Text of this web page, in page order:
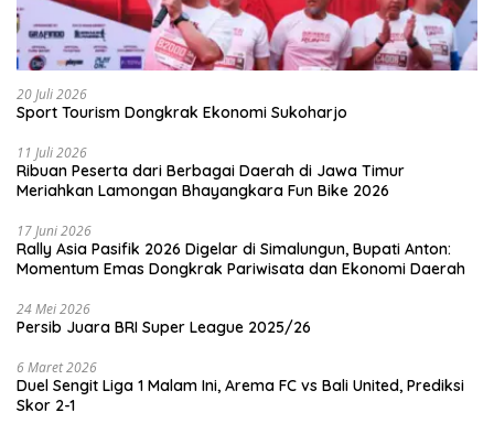
20 Juli 2026
Sport Tourism Dongkrak Ekonomi Sukoharjo
11 Juli 2026
Ribuan Peserta dari Berbagai Daerah di Jawa Timur
Meriahkan Lamongan Bhayangkara Fun Bike 2026
17 Juni 2026
Rally Asia Pasifik 2026 Digelar di Simalungun, Bupati Anton:
Momentum Emas Dongkrak Pariwisata dan Ekonomi Daerah
24 Mei 2026
Persib Juara BRI Super League 2025/26
6 Maret 2026
Duel Sengit Liga 1 Malam Ini, Arema FC vs Bali United, Prediksi
Skor 2-1